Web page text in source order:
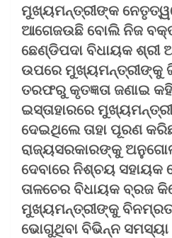
ମୁଖ୍ୟମନ୍ତ୍ରୀଙ୍କ
ଆଗେଜଉଛି ବୋଲି ନିଜ
ଛେଣ୍ଡିପଦା ବିଧାୟକ ଶ୍ରୀ
ଉପରେ ମୁଖ୍ୟମନ୍ତ୍ରୀଙ୍କୁ
ତରଫରୁ କୃତଜ୍ଞତା ଜଣାଇ
ଇସ୍ତାହାରରେ
ଦେଇଥିଲେ ତାହା ପୂରଣ
ରାଜ୍ୟସରକାରଙ୍କୁ
ଦେବାରେ ନିଶ୍ଚୟ ସହାୟକ
ତାଳଚେର ବିଧାୟକ ବ୍ରଜ
ମୁଖ୍ୟମନ୍ତ୍ରୀଙ୍କୁ
ଭୋଗୁଥିବା ବିଭିନ୍ନ ସମସ୍ୟା